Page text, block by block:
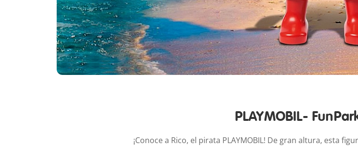
PLAYMOBIL-
¡Conoce a Rico, el pirata PLAYMOBIL! De gran altura, esta